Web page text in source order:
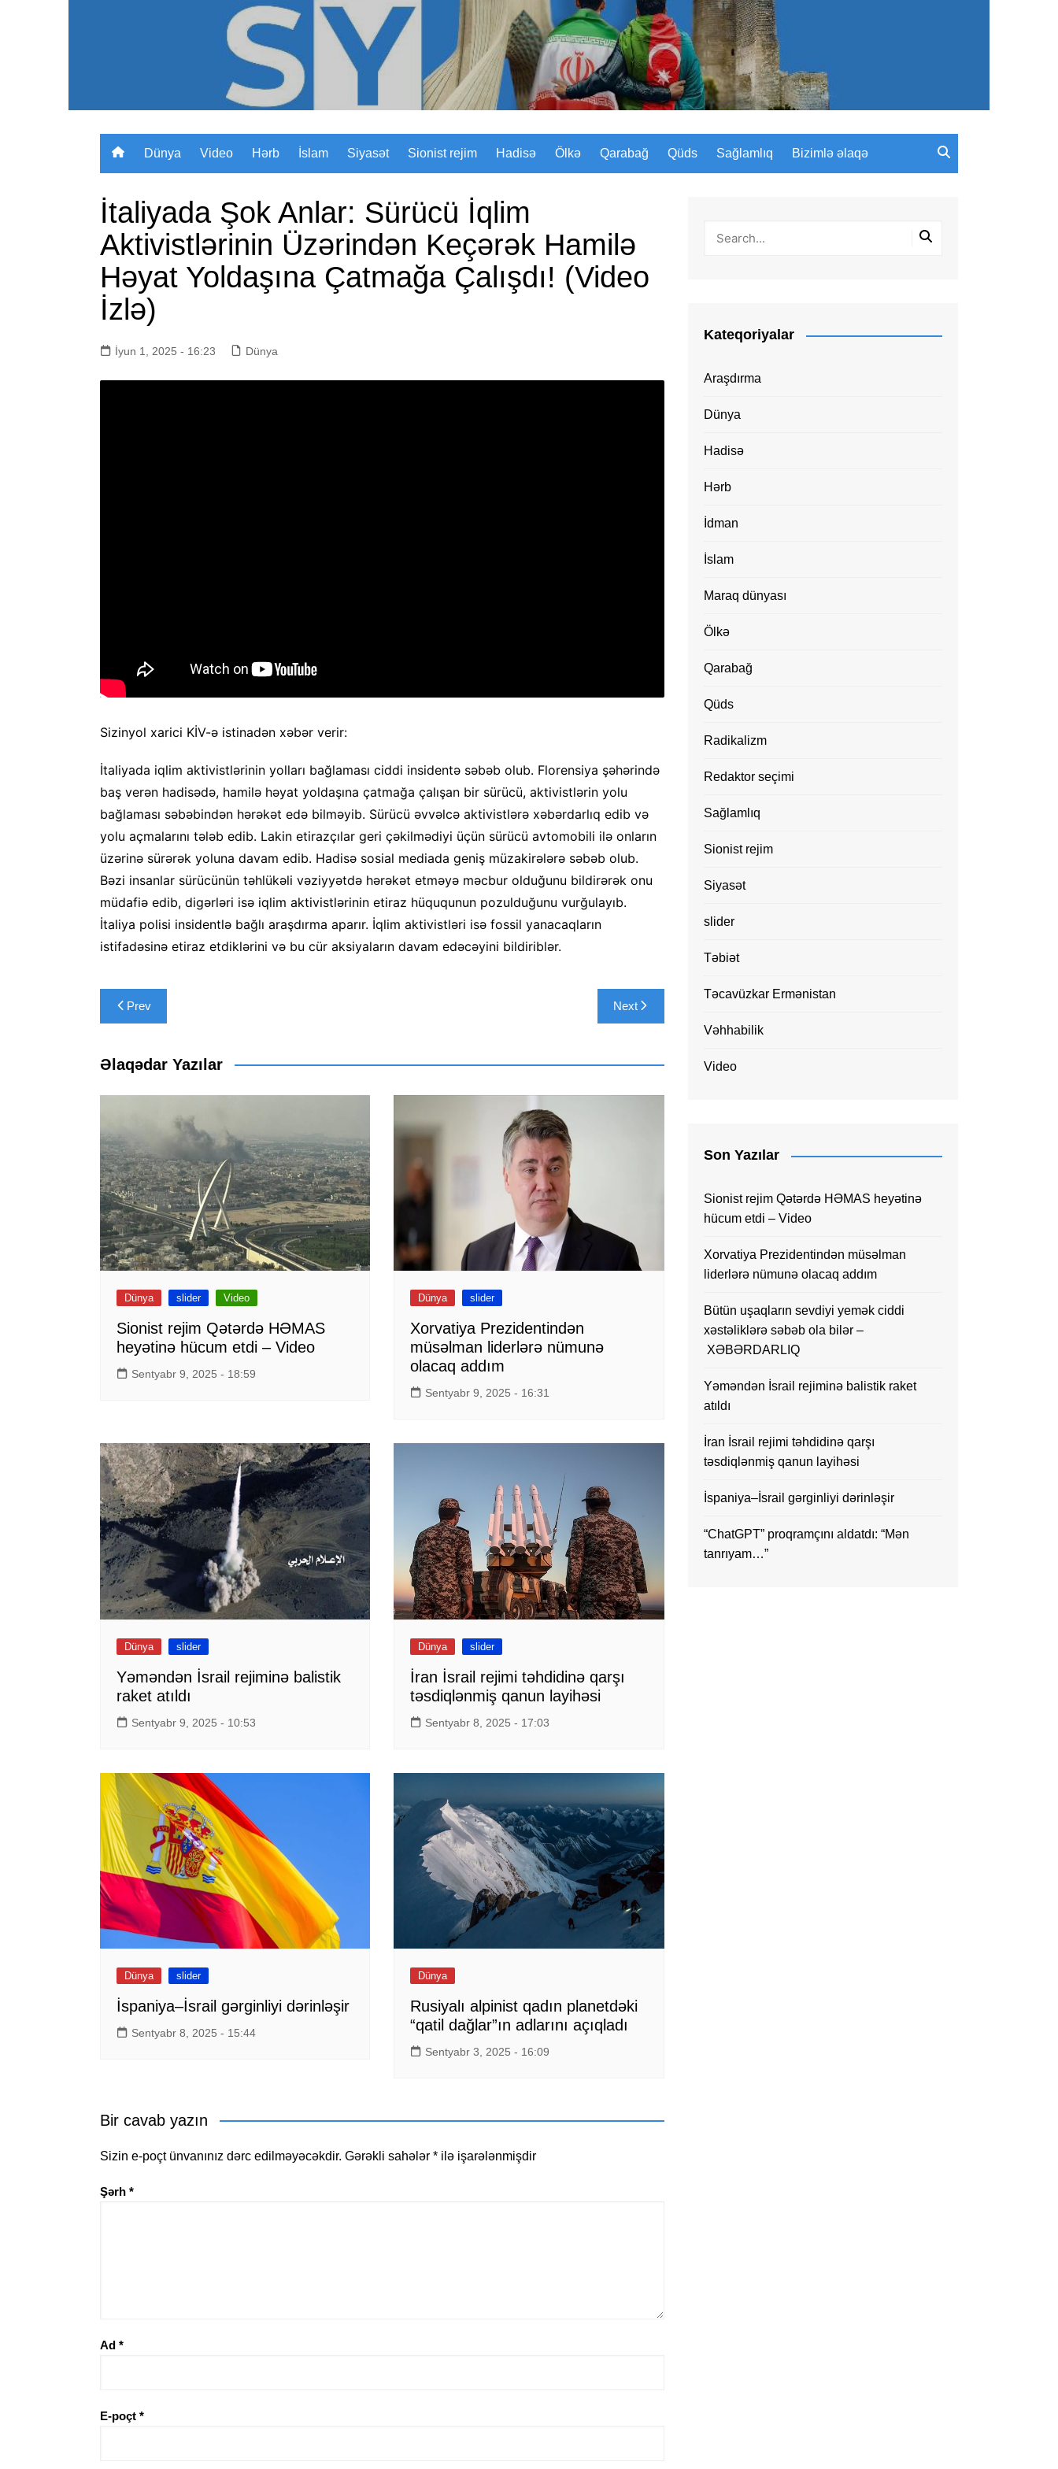
Sizinyol.org
Dünya Video Hərb İslam Siyasət Sionist rejim Hadisə Ölkə Qarabağ Qüds Sağlamlıq Bizimlə əlaqə
İtaliyada Şok Anlar: Sürücü İqlim
Aktivistlərinin Üzərindən Keçərək Hamilə
Həyat Yoldaşına Çatmağa Çalışdı! (Video
İzlə)
İyun 1, 2025 - 16:23 Dünya
Sizinyol xarici KİV-ə istinadən xəbər verir:
İtaliyada iqlim aktivistlərinin yolları bağlaması ciddi insidentə səbəb olub. Florensiya şəhərində
baş verən hadisədə, hamilə həyat yoldaşına çatmağa çalışan bir sürücü, aktivistlərin yolu
bağlaması səbəbindən hərəkət edə bilməyib. Sürücü əvvəlcə aktivistlərə xəbərdarlıq edib və
yolu açmalarını tələb edib. Lakin etirazçılar geri çəkilmədiyi üçün sürücü avtomobili ilə onların
üzərinə sürərək yoluna davam edib. Hadisə sosial mediada geniş müzakirələrə səbəb olub.
Bəzi insanlar sürücünün təhlükəli vəziyyətdə hərəkət etməyə məcbur olduğunu bildirərək onu
müdafiə edib, digərləri isə iqlim aktivistlərinin etiraz hüququnun pozulduğunu vurğulayıb.
İtaliya polisi insidentlə bağlı araşdırma aparır. İqlim aktivistləri isə fossil yanacaqların
istifadəsinə etiraz etdiklərini və bu cür aksiyaların davam edəcəyini bildiriblər.
Yazı
naviqasiyası
Prev Next
Əlaqədar Yazılar
Dünya slider Video
Sionist rejim Qətərdə HƏMAS
heyətinə hücum etdi – Video
Sentyabr 9, 2025 - 18:59
Dünya slider
Xorvatiya Prezidentindən
müsəlman liderlərə nümunə
olacaq addım
Sentyabr 9, 2025 - 16:31
Dünya slider
Yəməndən İsrail rejiminə balistik
raket atıldı
Sentyabr 9, 2025 - 10:53
Dünya slider
İran İsrail rejimi təhdidinə qarşı
təsdiqlənmiş qanun layihəsi
Sentyabr 8, 2025 - 17:03
Dünya slider
İspaniya–İsrail gərginliyi dərinləşir
Sentyabr 8, 2025 - 15:44
Dünya
Rusiyalı alpinist qadın planetdəki
“qatil dağlar”ın adlarını açıqladı
Sentyabr 3, 2025 - 16:09
Bir cavab yazın
Sizin e-poçt ünvanınız dərc edilməyəcəkdir. Gərəkli sahələr * ilə işarələnmişdir
Şərh *
Ad *
E-poçt *
Kateqoriyalar
Araşdırma
Dünya
Hadisə
Hərb
İdman
İslam
Maraq dünyası
Ölkə
Qarabağ
Qüds
Radikalizm
Redaktor seçimi
Sağlamlıq
Sionist rejim
Siyasət
slider
Təbiət
Təcavüzkar Ermənistan
Vəhhabilik
Video
Son Yazılar
Sionist rejim Qətərdə HƏMAS heyətinə
hücum etdi – Video
Xorvatiya Prezidentindən müsəlman
liderlərə nümunə olacaq addım
Bütün uşaqların sevdiyi yemək ciddi
xəstəliklərə səbəb ola bilər –
XƏBƏRDARLIQ
Yəməndən İsrail rejiminə balistik raket
atıldı
İran İsrail rejimi təhdidinə qarşı
təsdiqlənmiş qanun layihəsi
İspaniya–İsrail gərginliyi dərinləşir
“ChatGPT” proqramçını aldatdı: “Mən
tanrıyam…”